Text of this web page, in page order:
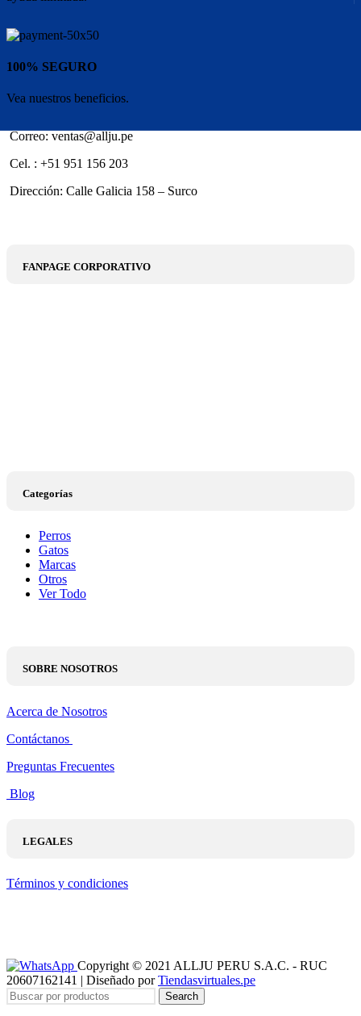
100% SEGURO
Vea nuestros beneficios.
Correo: ventas@allju.pe
Cel. : +51 951 156 203
Dirección: Calle Galicia 158 – Surco
FANPAGE CORPORATIVO
Categorías
Perros
Gatos
Marcas
Otros
Ver Todo
SOBRE NOSOTROS
Acerca de Nosotros
Contáctanos
Preguntas Frecuentes
Blog
LEGALES
Términos y condiciones
Copyright © 2021 ALLJU PERU S.A.C. - RUC
20607162141 | Diseñado porTiendasvirtuales.pe
Search